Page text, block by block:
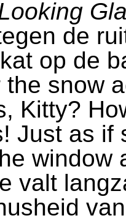
de
op de
snow
Kitty?
Just as if
window
valt